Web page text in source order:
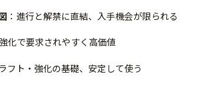
：進行と解禁に直結、入手機会が限られる
化で要求されやすく高価値
フト・強化の基礎、安定して使う